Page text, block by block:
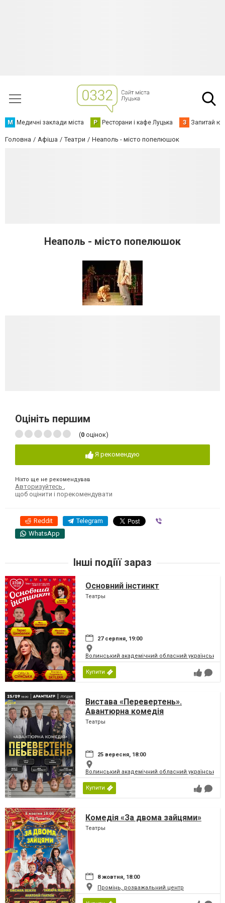
М Медичні заклади міста Р Ресторани і кафе Луцька З Запитай
Головна Афіша Театри Неаполь - місто попелюшок
Неаполь - місто попелюшок
Оцініть першим
(0 оцінок)
Я рекомендую
Ніхто ще не рекомендував
Авторизуйтесь
щоб оцінити і порекомендувати
Reddit Telegram
WhatsApp
Інші подіїї зараз
Основний інстинкт
Театры
27 серпня, 19:00
Волинський академічний обласний
Купити
Вистава «Перевертень».
Авантюрна комедія
Театры
25 вересня, 18:00
Волинський академічний обласний
Купити
Комедія «За двома зайцями»
Театры
8 жовтня, 18:00
Промінь, розважальний центр